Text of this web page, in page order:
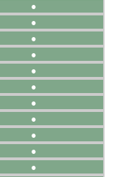
●
●
●
●
●
●
●
●
●
●
●